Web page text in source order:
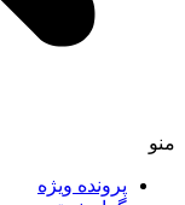
منو
پرونده ویژه